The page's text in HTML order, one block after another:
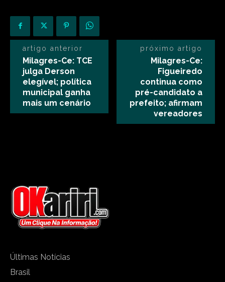
artigo anterior
Milagres-Ce: TCE
julga Derson
elegível; política
municipal ganha
mais um cenário
próximo artigo
Milagres-Ce:
Figueiredo
continua como
pré-candidato a
prefeito; afirmam
vereadores
Últimas Notícias
Brasil